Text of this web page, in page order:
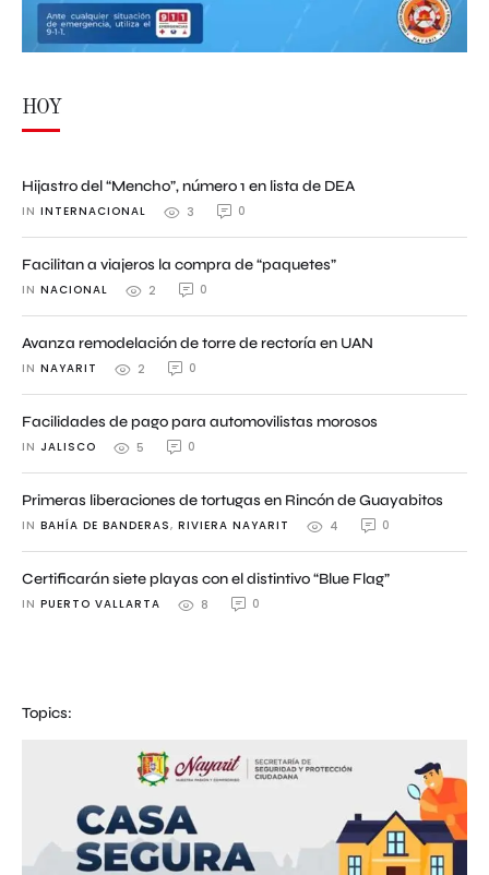
HOY
Hijastro del “Mencho”, número 1 en lista de DEA
IN INTERNACIONAL 3 0
Facilitan a viajeros la compra de “paquetes”
IN NACIONAL 2 0
Avanza remodelación de torre de rectoría en UAN
IN NAYARIT 2 0
Facilidades de pago para automovilistas morosos
IN JALISCO 5 0
Primeras liberaciones de tortugas en Rincón de Guayabitos
IN BAHÍA DE BANDERAS, RIVIERA NAYARIT 4 0
Certificarán siete playas con el distintivo “Blue Flag”
IN PUERTO VALLARTA 8 0
Topics: